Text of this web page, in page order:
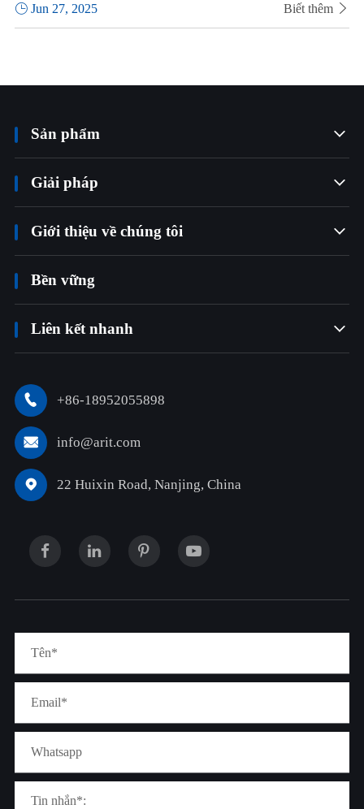
Jun 27, 2025 Biết thêm 
Sản phẩm 
Giải pháp 
Giới thiệu về chúng tôi 
Bền vững
Liên kết nhanh 
 +86-18952055898
 info@arit.com
 22 Huixin Road, Nanjing, China